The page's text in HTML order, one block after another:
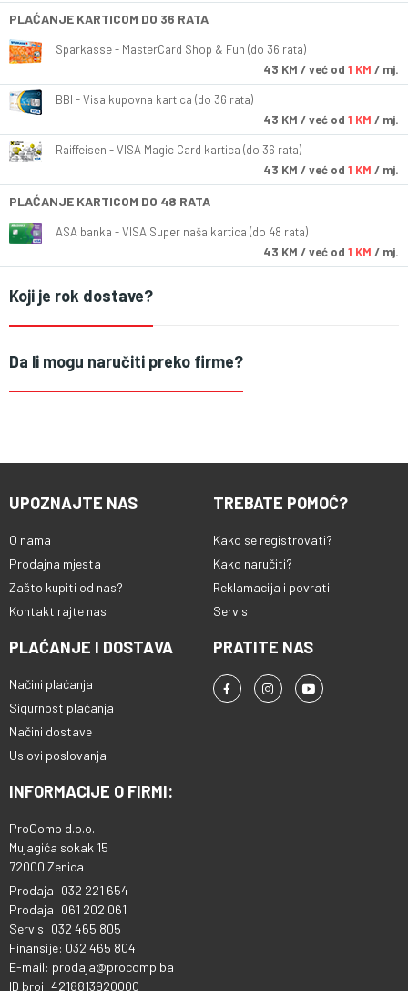
PLAĆANJE KARTICOM DO 36 RATA
Sparkasse - MasterCard Shop & Fun (do 36 rata)
43 KM / već od 1 KM / mj.
BBI - Visa kupovna kartica (do 36 rata)
43 KM / već od 1 KM / mj.
Raiffeisen - VISA Magic Card kartica (do 36 rata)
43 KM / već od 1 KM / mj.
PLAĆANJE KARTICOM DO 48 RATA
ASA banka - VISA Super naša kartica (do 48 rata)
43 KM / već od 1 KM / mj.
Koji je rok dostave?
Da li mogu naručiti preko firme?
UPOZNAJTE NAS
O nama
Prodajna mjesta
Zašto kupiti od nas?
Kontaktirajte nas
TREBATE POMOĆ?
Kako se registrovati?
Kako naručiti?
Reklamacija i povrati
Servis
PLAĆANJE I DOSTAVA
Načini plaćanja
Sigurnost plaćanja
Načini dostave
Uslovi poslovanja
PRATITE NAS
INFORMACIJE O FIRMI:
ProComp d.o.o.
Mujagića sokak 15
72000 Zenica
Prodaja: 032 221 654
Prodaja: 061 202 061
Servis: 032 465 805
Finansije: 032 465 804
E-mail: prodaja@procomp.ba
ID broj: 4218813920000